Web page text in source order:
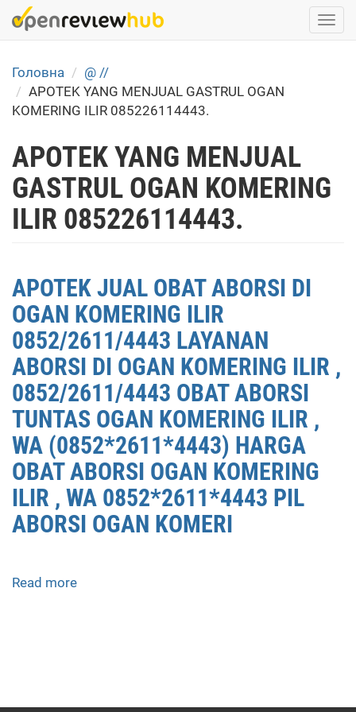
Skip
to
content
Головна
@ //
APOTEK YANG MENJUAL GASTRUL OGAN
KOMERING ILIR 085226114443.
APOTEK YANG MENJUAL
GASTRUL OGAN KOMERING
ILIR 085226114443.
APOTEK JUAL OBAT ABORSI DI
OGAN KOMERING ILIR
0852/2611/4443 LAYANAN
ABORSI DI OGAN KOMERING ILIR ,
0852/2611/4443 OBAT ABORSI
TUNTAS OGAN KOMERING ILIR ,
WA (0852*2611*4443) HARGA
OBAT ABORSI OGAN KOMERING
ILIR , WA 0852*2611*4443 PIL
ABORSI OGAN KOMERI
Read more